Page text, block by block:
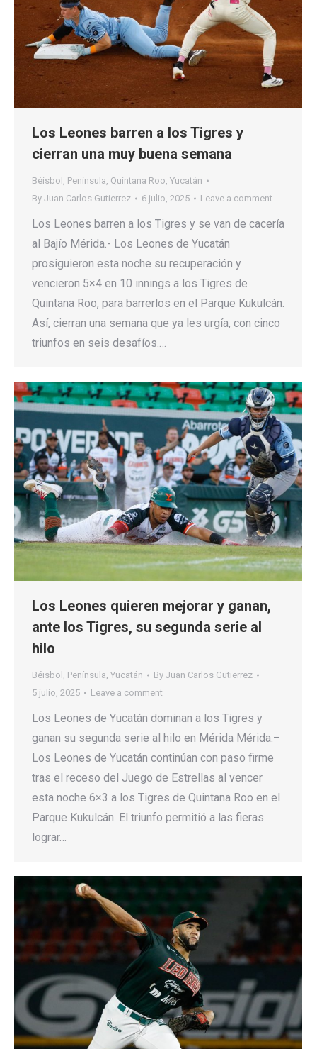
Los Leones barren a los Tigres y
cierran una muy buena semana
Béisbol , Península, Quintana Roo, Yucatán
By Juan Carlos Gutierrez 6 julio, 2025 Leave a comment
Los Leones barren a los Tigres y se van de cacería
al Bajío Mérida.- Los Leones de Yucatán
prosiguieron esta noche su recuperación y
vencieron 5×4 en 10 innings a los Tigres de
Quintana Roo, para barrerlos en el Parque Kukulcán.
Así, cierran una semana que ya les urgía, con cinco
triunfos en seis desafíos.…
Los Leones quieren mejorar y ganan,
ante los Tigres, su segunda serie al
hilo
Béisbol , Península, Yucatán By Juan Carlos Gutierrez
5 julio, 2025
Leave a comment
Los Leones de Yucatán dominan a los Tigres y
ganan su segunda serie al hilo en Mérida Mérida.–
Los Leones de Yucatán continúan con paso firme
tras el receso del Juego de Estrellas al vencer
esta noche 6×3 a los Tigres de Quintana Roo en el
Parque Kukulcán. El triunfo permitió a las fieras
lograr…